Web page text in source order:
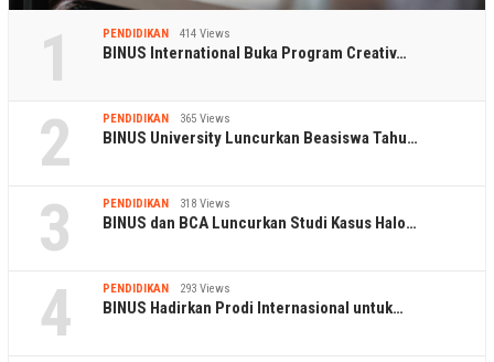
1 PENDIDIKAN 414 Views
BINUS International Buka Program Creativ…
2 PENDIDIKAN 365 Views
BINUS University Luncurkan Beasiswa Tahu…
3 PENDIDIKAN 318 Views
BINUS dan BCA Luncurkan Studi Kasus Halo…
4 PENDIDIKAN 293 Views
BINUS Hadirkan Prodi Internasional untuk…